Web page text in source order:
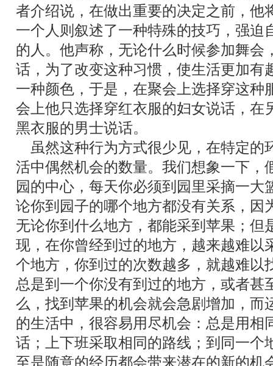
者介绍说，在做出重要的决定之前，他
一个人则叙述了一种特殊的技巧，强迫
的人。他声称，无论什么时候参加舞会
话，为了改变这种习惯，使生活更加有
一种颜色，于是，在聚会上选择穿这种
会上他只选择穿红衣服的妇女说话，在
黑衣服的男士说话。
虽然这种行为方式很少见，在特定的
活中偶然机会的数量。我们想象一下，
园的中心，每天你必须到园里采摘一大
论你到园子的哪个地方都没有关系，因
无论你到什么地方，都能采到苹果；但
现，在你曾经到过的地方，越来越难以
个地方，你到过的次数越多，就越难以
总是到一个你没有到过的地方，或者甚
么，找到苹果的机会就会急剧增加，而
的生活中，很容易用尽机会：总是用相
话；上下班采取相同的路线；到同一个
至是随意的经历都会带来潜在的新的机